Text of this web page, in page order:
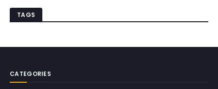
TAGS
CATEGORIES